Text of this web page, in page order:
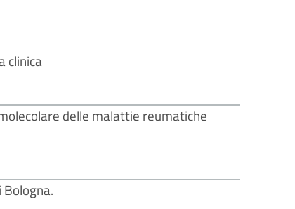
clinica
delle malattie reumatiche